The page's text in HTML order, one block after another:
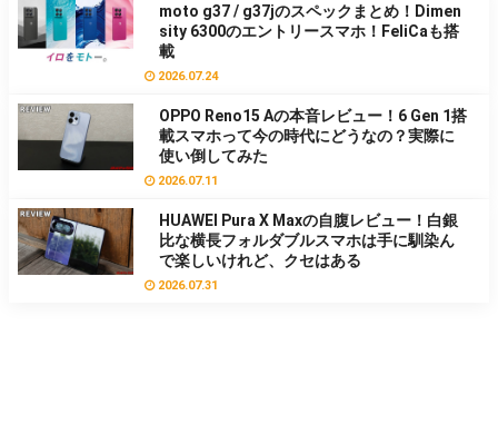
moto g37 / g37jのスペックまとめ！Dimen
sity 6300のエントリースマホ！FeliCaも搭
載
2026.07.24
OPPO Reno15 Aの本音レビュー！6 Gen 1搭
載スマホって今の時代にどうなの？実際に
使い倒してみた
2026.07.11
HUAWEI Pura X Maxの自腹レビュー！白銀
比な横長フォルダブルスマホは手に馴染ん
で楽しいけれど、クセはある
2026.07.31